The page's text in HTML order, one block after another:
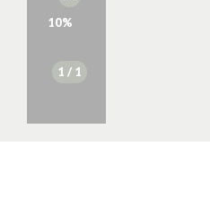
10%
1 / 1